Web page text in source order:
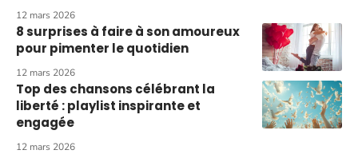
12 mars 2026
8 surprises à faire à son amoureux
pour pimenter le quotidien
12 mars 2026
Top des chansons célébrant la
liberté : playlist inspirante et
engagée
12 mars 2026